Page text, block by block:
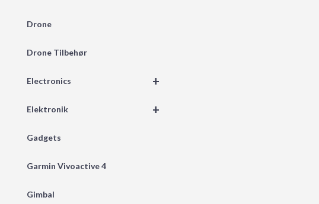
Drone
Drone Tilbehør
+
Electronics
+
Elektronik
Gadgets
Garmin Vivoactive 4
Gimbal